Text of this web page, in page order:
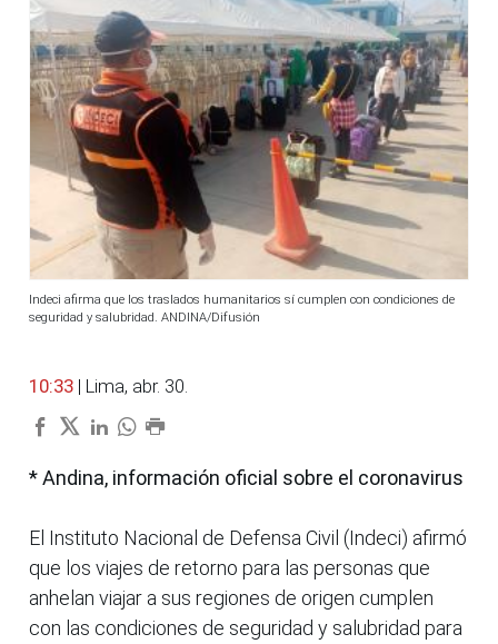
Indeci afirma que los traslados humanitarios sí cumplen con condiciones de
seguridad y salubridad. ANDINA/Difusión
10:33 | Lima, abr. 30.
* Andina, información oficial sobre el coronavirus
El Instituto Nacional de Defensa Civil (Indeci) afirmó
que los viajes de retorno para las personas que
anhelan viajar a sus regiones de origen cumplen
con las condiciones de seguridad y salubridad para